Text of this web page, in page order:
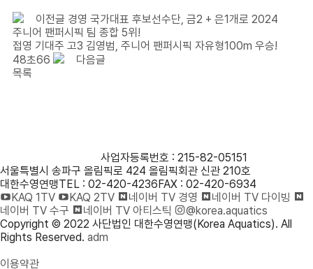
이전글 경영 국가대표 후보선수단, 금2 + 은1개로 2024
주니어 팬퍼시픽 팀 종합 5위!
접영 기대주 고3 김영범, 주니어 팬퍼시픽 자유형100m 우승!
48초66
다음글
목록
사업자등록번호 : 215-82-05151
서울특별시 송파구 올림픽로 424 올림픽회관 신관 210호
대한수영연맹TEL : 02-420-4236FAX : 02-420-6934
KAQ 1TV
KAQ 2TV 네이버 TV 경영
네이버 TV 다이빙
네이버 TV 수구
네이버 TV 아티스틱
@korea.aquatics
Copyright © 2022 사단법인 대한수영연맹(Korea Aquatics). All
Rights Reserved. adm
이용약관